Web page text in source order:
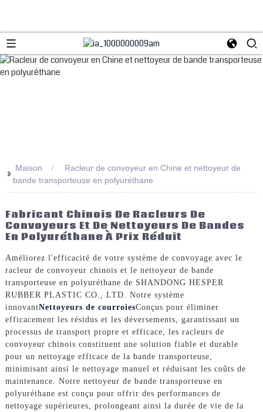
>> Maison
Racleur de convoyeur en Chine et nettoyeur de
bande transporteuse en polyuréthane
Fabricant Chinois De Racleurs De
Convoyeurs Et De Nettoyeurs De Bandes
En Polyuréthane À Prix Réduit
Améliorez l'efficacité de votre système de convoyage avec le
racleur de convoyeur chinois et le nettoyeur de bande
transporteuse en polyuréthane de SHANDONG HESPER
RUBBER PLASTIC CO., LTD. Notre système
innovantNettoyeurs de courroiesConçus pour éliminer
efficacement les résidus et les déversements, garantissant un
processus de transport propre et efficace, les racleurs de
convoyeur chinois constituent une solution fiable et durable
pour un nettoyage efficace de la bande transporteuse,
minimisant ainsi le nettoyage manuel et réduisant les coûts de
maintenance. Notre nettoyeur de bande transporteuse en
polyuréthane est conçu pour offrir des performances de
nettoyage supérieures, prolongeant ainsi la durée de vie de la